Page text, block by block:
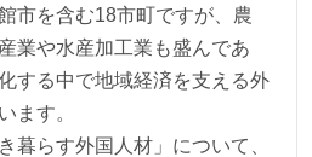
市を含む18市町ですが、農
業や水産加工業も盛んであ
する中で地域経済を支える外
ます。
暮らす外国人材」について、